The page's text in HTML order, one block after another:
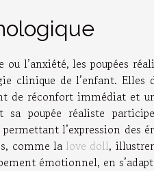
l’anxiété, les poupées
clinique de l’enfant. Elles
réconfort immédiat et
poupée réaliste
l’expression des
comme la love doll,
émotionnel, en